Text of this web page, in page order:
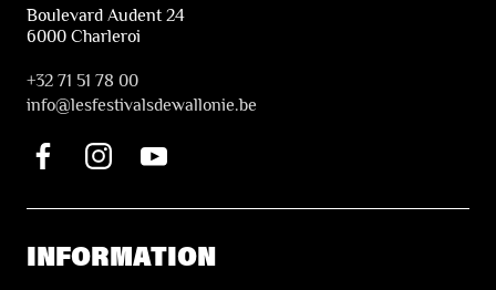
Boulevard Audent 24
6000 Charleroi
+32 71 51 78 00
info@lesfestivalsdewallonie.be
INFORMATION